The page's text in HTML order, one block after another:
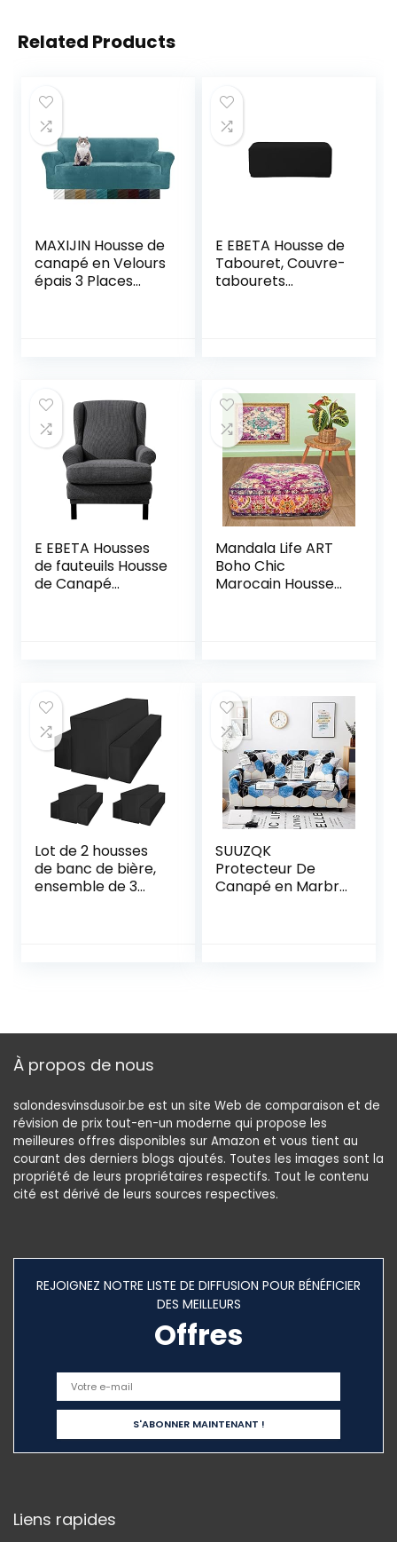
Related Products
MAXIJIN Housse de
canapé en Velours
épais 3 Places
Protector Housse
de canapé en
Peluche (3 Places,
Bleu Paon)
E EBETA Housse de
Tabouret, Couvre-
tabourets
E EBETA Housses
de fauteuils Housse
de Canapé
Mandala Life ART
Boho Chic
Marocain Housse
Lot de 2 housses
de banc de bière,
ensemble de 3
SUUZQK
Protecteur De
Canapé en Marbre
À propos de nous
salondesvinsdusoir.be est un site Web de comparaison et de
révision de prix tout-en-un moderne qui propose les
meilleures offres disponibles sur Amazon et vous tient au
courant des derniers blogs ajoutés. Toutes les images sont la
propriété de leurs propriétaires respectifs. Tout le contenu
cité est dérivé de leurs sources respectives.
REJOIGNEZ NOTRE LISTE DE DIFFUSION POUR BÉNÉFICIER
DES MEILLEURS
Offres
Liens rapides